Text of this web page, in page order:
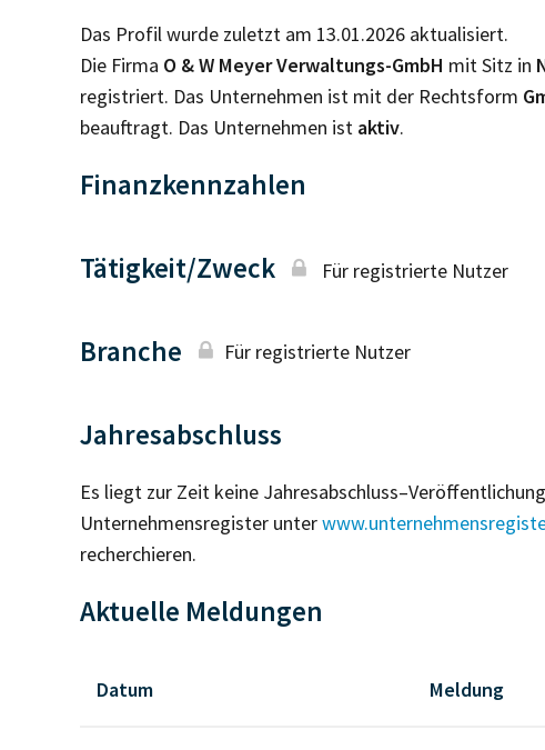
Das Profil wurde zuletzt am 13.01.2026 aktualisiert.
Die Firma O & W Meyer Verwaltungs-GmbH mit Sitz in
registriert. Das Unternehmen ist mit der Rechtsform
beauftragt. Das Unternehmen ist aktiv.
Finanzkennzahlen
Tätigkeit/Zweck Für registrierte Nutzer
Branche Für registrierte Nutzer
Jahresabschluss
Es liegt zur Zeit keine
Unternehmensregister unter
recherchieren.
Aktuelle Meldungen
Datum Meldung